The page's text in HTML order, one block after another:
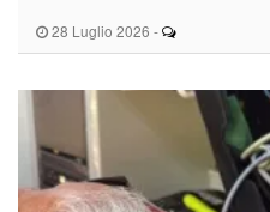
28 Luglio 2026 -